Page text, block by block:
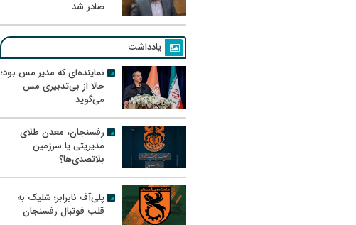
صادر شد
یادداشت
نماینده‌ای که مدیر مس بود؛
حالا از بی‌تدبیری مس
می‌گوید
رفسنجان، معدن طلای
مدیریتی یا سرزمین
بلاتصدی‌ها؟
پلی‌آف نابرابر؛ شلیک به
قلب فوتبال رفسنجان